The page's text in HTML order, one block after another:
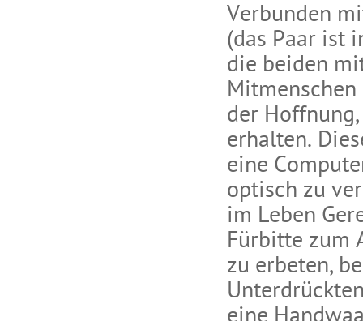
Verbunden
(das Paar ist
die beiden
der
erhalten.
eine
optisch zu
im Leben
Fürbitte zum
zu erbeten,